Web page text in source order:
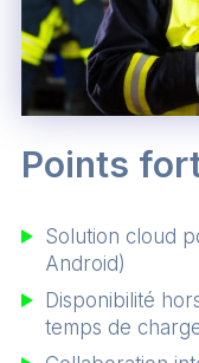
Points
Solution cloud
Android)
Disponibilité
temps de